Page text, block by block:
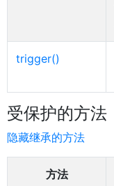
trigger()
受保护的方法
隐藏继承的方法
方法